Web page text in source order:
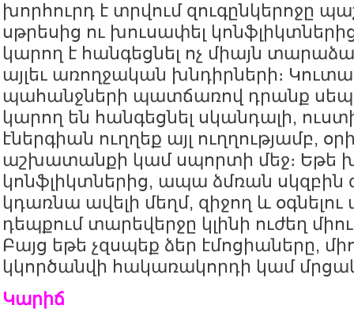
խորհուրդ է տրվում զուգընկերոջը
սթրեսից ու խուսափել
կարող է հանգեցնել ոչ միայն
այլեւ առողջական խնդիրների։
պահանջների պատճառով դրանք
կարող են հանգեցնել սկանդալի,
էներգիան ուղղեք այլ ուղղությամբ,
աշխատանքի կամ սպորտի մեջ։ Եթե
կոնֆլիկտներից, ապա ձմռան սկզբին
կդառնա ավելի մեղմ, զիջող և
դեպքում տարեվերջը կլինի ուժեղ
Բայց եթե չզսպեք ձեր էմոցիաները,
կկործանվի հակառակորդի կամ
Կարիճ